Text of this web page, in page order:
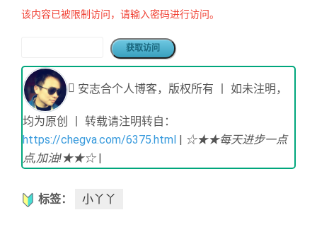
该内容已被限制访问，请输入密码进行访问。
安志合个人博客，版权所有 丨 如未注明，
均为原创 丨 转载请注明转自：
https://chegva.com/6375.html | ☆★★每天进步一点
点,加油!★★☆|
标签： 小丫丫